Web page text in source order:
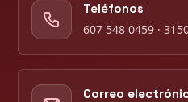
Teléfonos
607 548 0459 ·
Correo